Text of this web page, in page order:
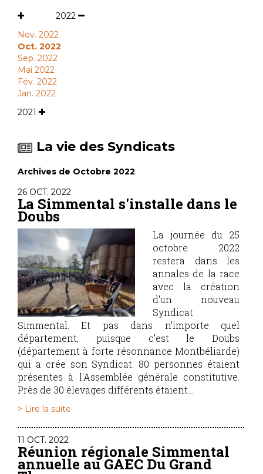
2022
Nov. 2022
Oct. 2022
Sep. 2022
Mai 2022
Fév. 2022
Jan. 2022
2021
La vie des Syndicats
Archives de Octobre 2022
26 OCT. 2022
La Simmental s'installe dans le
Doubs
La journée du 25
octobre 2022
restera dans les
annales de la race
avec la création
d'un nouveau
Syndicat
Simmental. Et pas dans n'importe quel
département, puisque c'est le Doubs
(département à forte résonnance Montbéliarde)
qui a crée son Syndicat. 80 personnes étaient
présentes à l'Assemblée générale constitutive.
Près de 30 élevages différents étaient...
> Lire la suite
11 OCT. 2022
Réunion régionale Simmental
annuelle au GAEC Du Grand